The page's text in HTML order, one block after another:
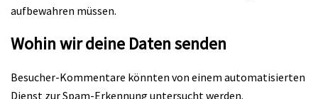
aufbewahren müssen.
Wohin wir deine Daten senden
Besucher-Kommentare könnten von einem automatisierten
Dienst zur Spam-Erkennung untersucht werden.